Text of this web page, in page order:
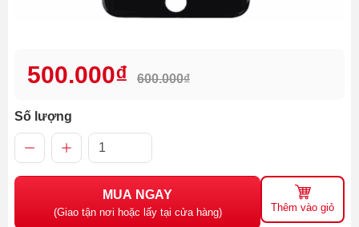
500.000₫ 600.000₫
Số lượng
MUA NGAY
(Giao tận nơi hoặc lấy tại cửa hàng) Thêm vào giỏ